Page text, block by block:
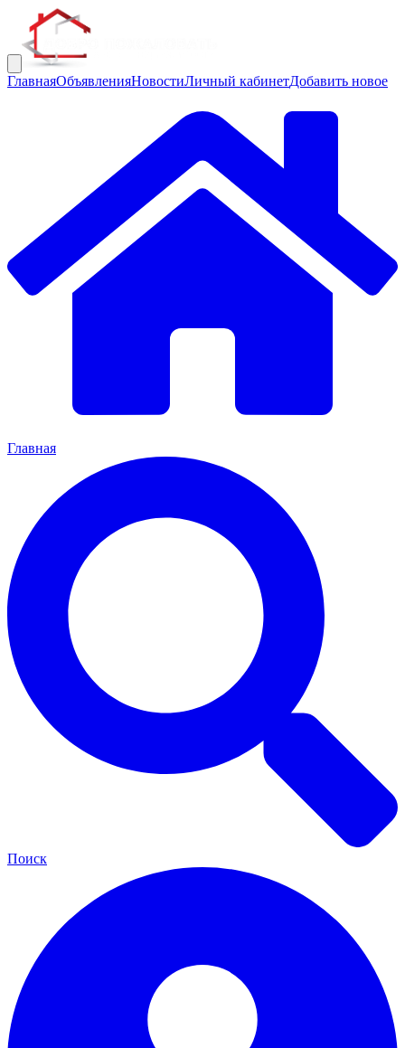
ГлавнаяОбъявленияНовостиЛичный кабинетДобавить новое
Главная
Поиск